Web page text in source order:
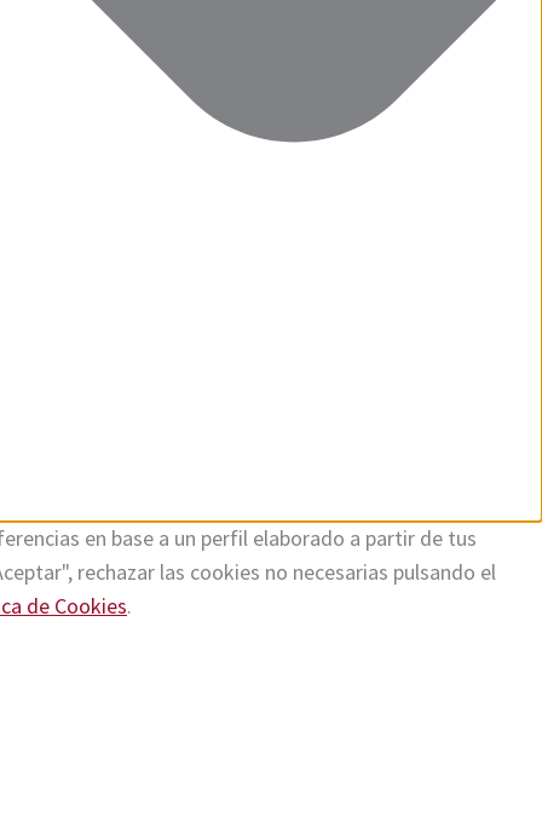
en base a un perfil elaborado a partir de tus
rechazar las cookies no necesarias pulsando el
de Cookies.